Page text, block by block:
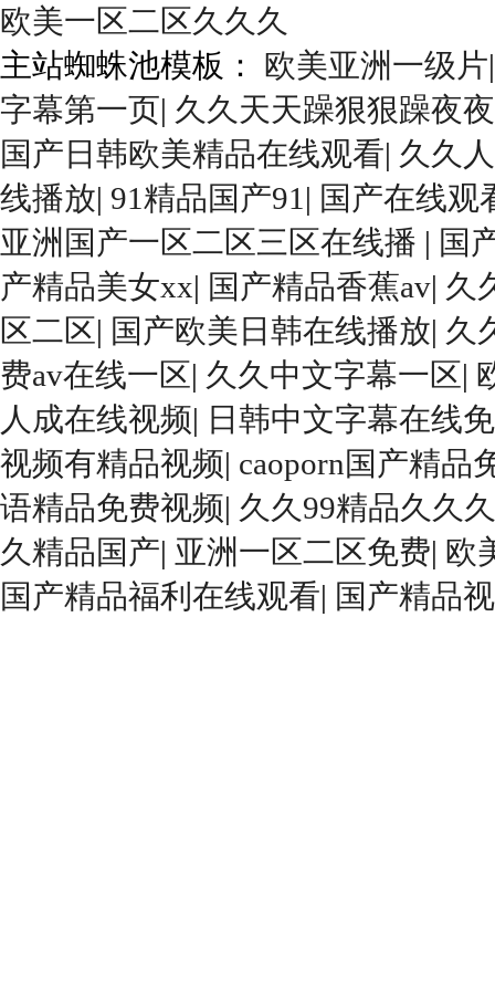
欧美一区二区久久久
主站蜘蛛池模板： 欧美亚洲一级片
字幕第一页| 久久天天躁狠狠躁夜
国产日韩欧美精品在线观看| 久久
线播放| 91精品国产91 | 国产在线观
亚洲国产一区二区三区在线播 | 国
产精品美女xx| 国产精品香蕉av| 久
区二区| 国产欧美日韩在线播放| 久
费av在线一区| 久久中文字幕一区|
人成在线视频| 日韩中文字幕在线
视频有精品视频| caoporn国产精品
语精品免费视频| 久久99精品久久
久精品国产| 亚洲一区二区免费| 欧
国产精品福利在线观看| 国产精品